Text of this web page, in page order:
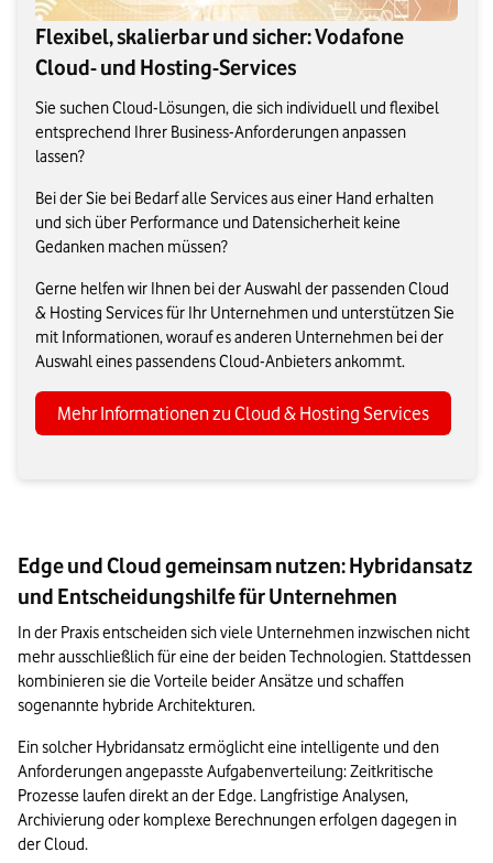
Flexibel, skalierbar und sicher: Vodafone
Cloud- und Hosting-Services
Sie suchen Cloud-Lösungen, die sich individuell und flexibel
entsprechend Ihrer Business-Anforderungen anpassen
lassen?
Bei der Sie bei Bedarf alle Services aus einer Hand erhalten
und sich über Performance und Datensicherheit keine
Gedanken machen müssen?
Gerne helfen wir Ihnen bei der Auswahl der passenden Cloud
& Hosting Services für Ihr Unternehmen und unterstützen Sie
mit Informationen, worauf es anderen Unternehmen bei der
Auswahl eines passendens Cloud-Anbieters ankommt.
Mehr Informationen zu Cloud & Hosting Services
Edge und Cloud gemeinsam nutzen: Hybridansatz
und Entscheidungshilfe für Unternehmen
In der Praxis entscheiden sich viele Unternehmen inzwischen nicht
mehr ausschließlich für eine der beiden Technologien. Stattdessen
kombinieren sie die Vorteile beider Ansätze und schaffen
sogenannte hybride Architekturen.
Ein solcher Hybridansatz ermöglicht eine intelligente und den
Anforderungen angepasste Aufgabenverteilung: Zeitkritische
Prozesse laufen direkt an der Edge. Langfristige Analysen,
Archivierung oder komplexe Berechnungen erfolgen dagegen in
der Cloud.